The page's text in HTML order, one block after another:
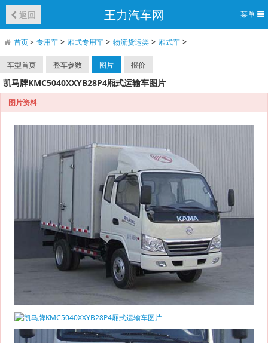
返回 王力汽车网 菜单
首页> 专用车> 厢式专用车> 物流货运类> 厢式车>
车型首页 整车参数 图片 报价
凯马牌KMC5040XXYB28P4厢式运输车图片
图片资料